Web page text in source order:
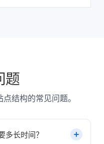
题
结构的常见问题。
长时间？